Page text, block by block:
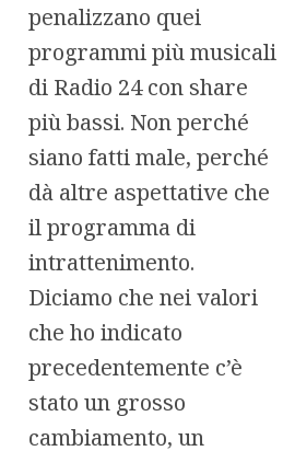
penalizzano quei
programmi più musicali
di Radio 24 con share
più bassi. Non perché
siano fatti male, perché
dà altre aspettative che
il programma di
intrattenimento.
Diciamo che nei valori
che ho indicato
precedentemente c’è
stato un grosso
cambiamento, un